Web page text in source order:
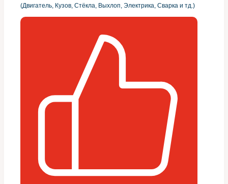
(Двигатель, Кузов, Стёкла, Выхлоп, Электрика, Сварка и тд.)